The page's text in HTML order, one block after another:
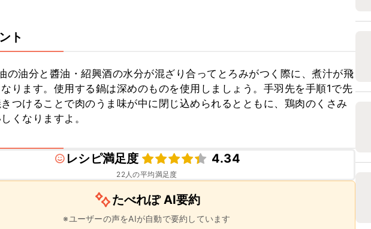
ト
の油分と醬油・紹興酒の水分が混ざり合ってとろみがつく際に、煮汁が飛
ります。使用する鍋は深めのものを使用しましょう。手羽先を手順1で先
つけることで肉のうま味が中に閉じ込められるとともに、鶏肉のくさみ
くなりますよ。
レシピ満足度
4.34
22人の平均満足度
たべれぽ AI要約
※ユーザーの声をAIが自動で要約しています